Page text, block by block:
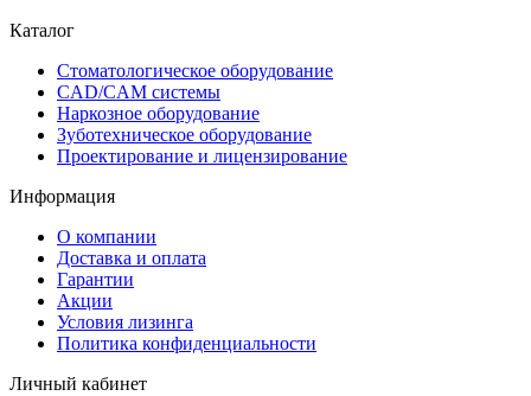
Каталог
Стоматологическое оборудование
CAD/CAM системы
Наркозное оборудование
Зуботехническое оборудование
Проектирование и лицензирование
Информация
О компании
Доставка и оплата
Гарантии
Акции
Условия лизинга
Политика конфиденциальности
Личный кабинет